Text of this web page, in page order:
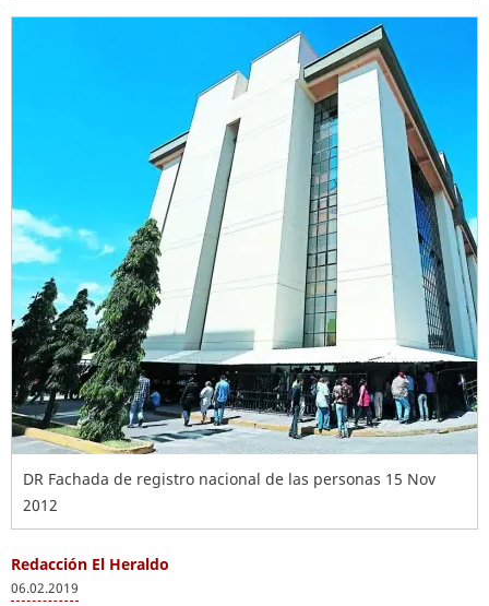
DR Fachada de registro nacional de las personas 15 Nov
2012
Redacción El Heraldo
06.02.2019